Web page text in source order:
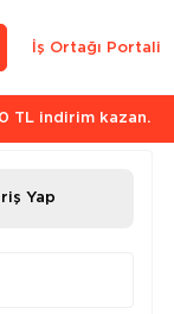
İş Ortağı Portali
TL indirim kazan.
Yap